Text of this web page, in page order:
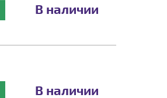
В наличии
В наличии